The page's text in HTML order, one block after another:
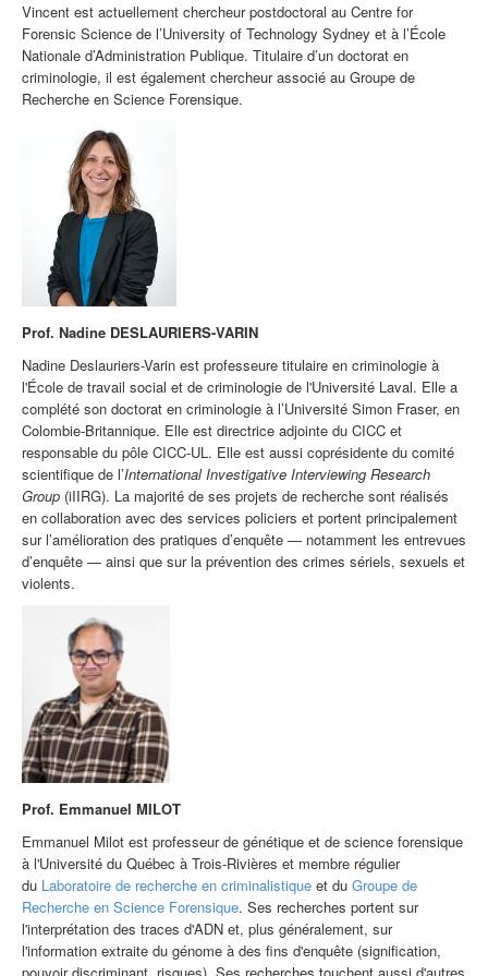
Vincent est actuellement chercheur postdoctoral au Centre for
Forensic Science de l’University of Technology Sydney et à l’École
Nationale d’Administration Publique. Titulaire d’un doctorat en
criminologie, il est également chercheur associé au Groupe de
Recherche en Science Forensique.
Prof. Nadine DESLAURIERS-VARIN
Nadine Deslauriers-Varin est professeure titulaire en criminologie à
l'École de travail social et de criminologie de l'Université Laval. Elle a
complété son doctorat en criminologie à l’Université Simon Fraser, en
Colombie-Britannique. Elle est directrice adjointe du CICC et
responsable du pôle CICC-UL. Elle est aussi coprésidente du comité
scientifique de l’International Investigative Interviewing Research
Group (iIIRG). La majorité de ses projets de recherche sont réalisés
en collaboration avec des services policiers et portent principalement
sur l’amélioration des pratiques d’enquête — notamment les entrevues
d’enquête — ainsi que sur la prévention des crimes sériels, sexuels et
violents.
Prof. Emmanuel MILOT
Emmanuel Milot est professeur de génétique et de science forensique
à l'Université du Québec à Trois-Rivières et membre régulier
du Laboratoire de recherche en criminalistique et du Groupe de
Recherche en Science Forensique. Ses recherches portent sur
l'interprétation des traces d'ADN et, plus généralement, sur
l'information extraite du génome à des fins d'enquête (signification,